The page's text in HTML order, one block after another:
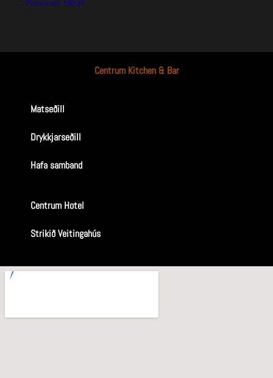
Centrum Kitchen & Bar
Matseðill
Drykkjarseðill
Hafa samband
Centrum Hotel
Strikið Veitingahús